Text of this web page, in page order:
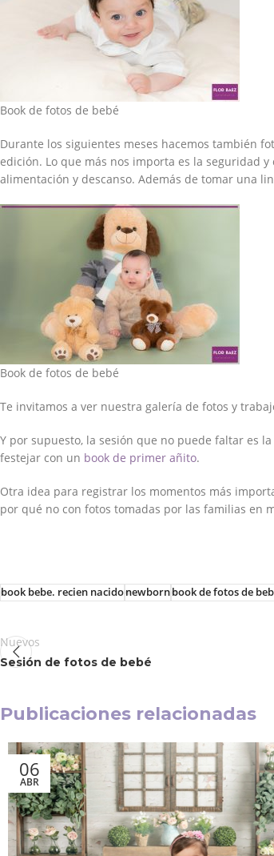
Book de fotos de bebé
Durante los siguientes meses hacemos también
edición. Lo que más nos importa es la seguridad
alimentación y descanso. Además de tomar una
Book de fotos de bebé
Te invitamos a ver nuestra galería de fotos y
Y por supuesto, la sesión que no puede faltar es
festejar con un book de primer añito.
Otra idea para registrar los momentos más
por qué no con fotos tomadas por las familias en
book bebe. recien nacidonewbornbook de fotos de
Nuevos
Sesión de fotos de bebé
Publicaciones relacionadas
06
ABR